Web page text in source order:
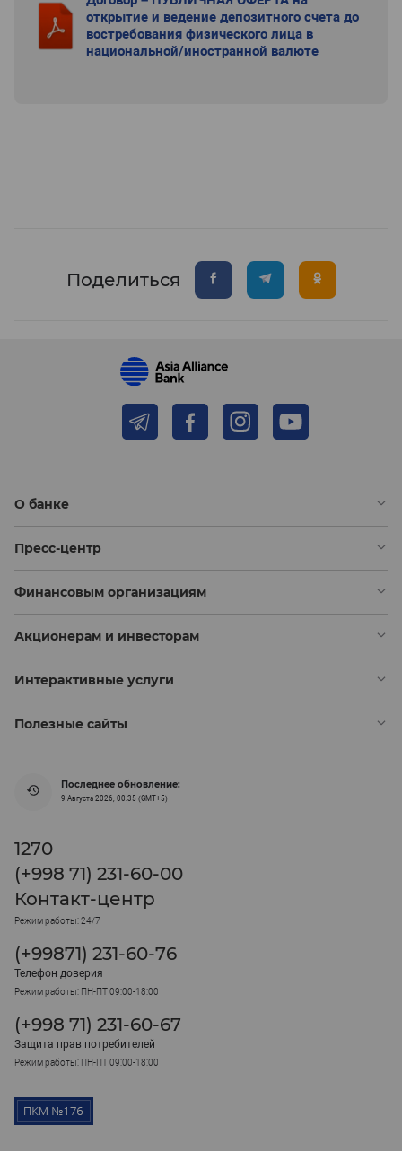
открытие и ведение депозитного счета до
востребования физического лица в
национальной/иностранной валюте
Поделиться
О банке
Пресс-центр
Финансовым организациям
Акционерам и инвесторам
Интерактивные услуги
Полезные сайты
Последнее обновление:
9 Августа 2026, 00:35 (GMT+5)
1270
(+998 71) 231-60-00
Контакт-центр
Режим работы: 24/7
(+99871) 231-60-76
Телефон доверия
Режим работы: ПН-ПТ 09:00-18:00
(+998 71) 231-60-67
Защита прав потребителей
Режим работы: ПН-ПТ 09:00-18:00